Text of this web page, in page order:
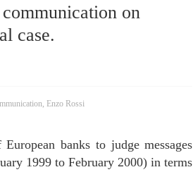
on
case.
, Enzo Rossi
banks to judge messages
1999 to February 2000) in terms